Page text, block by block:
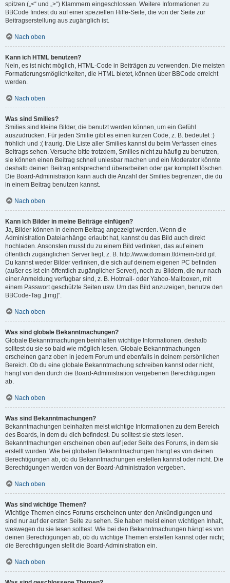
spitzen („<“ und „>“) Klammern eingeschlossen. Weitere Informationen zu
BBCode findest du auf einer speziellen Hilfe-Seite, die von der Seite zur
Beitragserstellung aus zugänglich ist.
Nach oben
Kann ich HTML benutzen?
Nein, es ist nicht möglich, HTML-Code in Beiträgen zu verwenden. Die meisten
Formatierungsmöglichkeiten, die HTML bietet, können über BBCode erreicht
werden.
Nach oben
Was sind Smilies?
Smilies sind kleine Bilder, die benutzt werden können, um ein Gefühl
auszudrücken. Für jeden Smilie gibt es einen kurzen Code, z. B. bedeutet :)
fröhlich und :( traurig. Die Liste aller Smilies kannst du beim Verfassen eines
Beitrags sehen. Versuche bitte trotzdem, Smilies nicht zu häufig zu benutzen,
sie können einen Beitrag schnell unlesbar machen und ein Moderator könnte
deshalb deinen Beitrag entsprechend überarbeiten oder gar komplett löschen.
Die Board-Administration kann auch die Anzahl der Smilies begrenzen, die du
in einem Beitrag benutzen kannst.
Nach oben
Kann ich Bilder in meine Beiträge einfügen?
Ja, Bilder können in deinem Beitrag angezeigt werden. Wenn die
Administration Dateianhänge erlaubt hat, kannst du das Bild auch direkt
hochladen. Ansonsten musst du zu einem Bild verlinken, das auf einem
öffentlich zugänglichen Server liegt, z. B. http://www.domain.tld/mein-bild.gif.
Du kannst weder Bilder verlinken, die sich auf deinem eigenen PC befinden
(außer es ist ein öffentlich zugänglicher Server), noch zu Bildern, die nur nach
einer Anmeldung verfügbar sind, z. B. Hotmail- oder Yahoo-Mailboxen, mit
einem Passwort geschützte Seiten usw. Um das Bild anzuzeigen, benutze den
BBCode-Tag „[img]“.
Nach oben
Was sind globale Bekanntmachungen?
Globale Bekanntmachungen beinhalten wichtige Informationen, deshalb
solltest du sie so bald wie möglich lesen. Globale Bekanntmachungen
erscheinen ganz oben in jedem Forum und ebenfalls in deinem persönlichen
Bereich. Ob du eine globale Bekanntmachung schreiben kannst oder nicht,
hängt von den durch die Board-Administration vergebenen Berechtigungen
ab.
Nach oben
Was sind Bekanntmachungen?
Bekanntmachungen beinhalten meist wichtige Informationen zu dem Bereich
des Boards, in dem du dich befindest. Du solltest sie stets lesen.
Bekanntmachungen erscheinen oben auf jeder Seite des Forums, in dem sie
erstellt wurden. Wie bei globalen Bekanntmachungen hängt es von deinen
Berechtigungen ab, ob du Bekanntmachungen erstellen kannst oder nicht. Die
Berechtigungen werden von der Board-Administration vergeben.
Nach oben
Was sind wichtige Themen?
Wichtige Themen eines Forums erscheinen unter den Ankündigungen und
sind nur auf der ersten Seite zu sehen. Sie haben meist einen wichtigen Inhalt,
weswegen du sie lesen solltest. Wie bei den Bekanntmachungen hängt es von
deinen Berechtigungen ab, ob du wichtige Themen erstellen kannst oder nicht;
die Berechtigungen stellt die Board-Administration ein.
Nach oben